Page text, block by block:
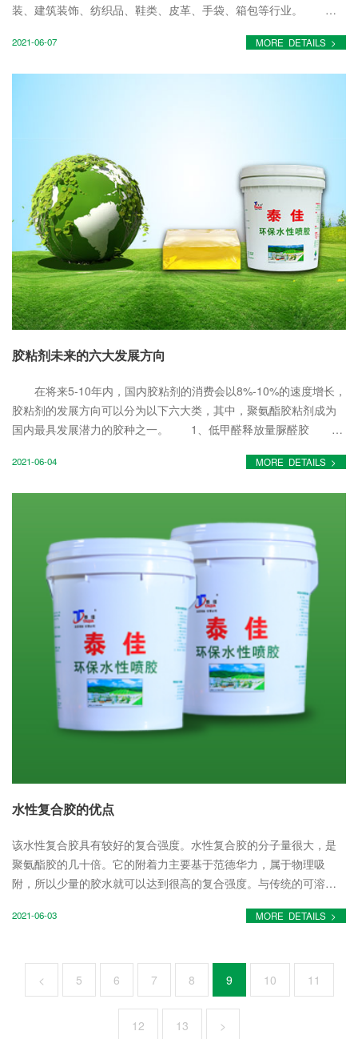
装、建筑装饰、纺织品、鞋类、皮革、手袋、箱包等行业。
物，因为“环保...
MORE DETAILS >
2021-06-07
胶粘剂未来的六大发展方向
在将来5-10年内，国内胶粘剂的消费会以8%-10%的速度增长，
胶粘剂的发展方向可以分为以下六大类，其中，聚氨酯胶粘剂成为
国内最具发展潜力的胶种之一。 1、低甲醛释放量脲醛胶 该
的环...
MORE DETAILS >
2021-06-04
水性复合胶的优点
该水性复合胶具有较好的复合强度。水性复合胶的分子量很大，是
聚氨酯胶的几十倍。它的附着力主要基于范德华力，属于物理吸
附，所以少量的胶水就可以达到很高的复合强度。与传统的可溶性
合的产品比溶剂型...
MORE DETAILS >
2021-06-03
< 5 6 7 8 9 10 11
12 13 >